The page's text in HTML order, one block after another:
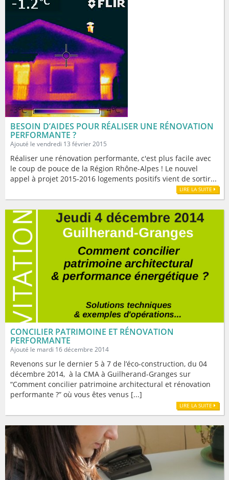
BESOIN D’AIDES POUR RÉALISER UNE RÉNOVATION
PERFORMANTE ?
Ajouté le vendredi 13 février 2015
Réaliser une rénovation performante, c'est plus facile avec
le coup de pouce de la Région Rhône-Alpes ! Le nouvel
appel à projet 2015-2016 logements positifs vient de sortir...
LIRE LA SUITE
CONCILIER PATRIMOINE ET RÉNOVATION
PERFORMANTE
Ajouté le mardi 16 décembre 2014
Revenons sur le dernier 5 à 7 de l’éco-construction, du 04
décembre 2014, à la CMA à Guilherand-Granges sur
“Comment concilier patrimoine architectural et rénovation
performante ?” où vous êtes venus [...]
LIRE LA SUITE